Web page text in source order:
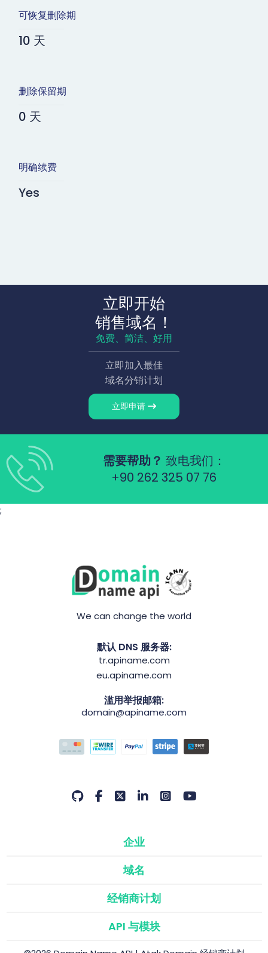
可恢复删除期
10 天
删除保留期
0 天
明确续费
Yes
立即开始
销售域名！
免费、简洁、好用
立即加入最佳
域名分销计划
立即申请
需要帮助？ 致电我们：
+90 262 325 07 76
;
We can change the world
默认 DNS 服务器:
tr.apiname.com
eu.apiname.com
滥用举报邮箱:
domain@apiname.com
企业
域名
经销商计划
API 与模块